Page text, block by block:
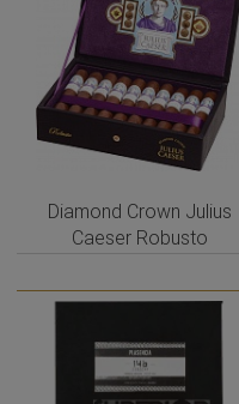
Diamond Crown Julius
Caeser Robusto